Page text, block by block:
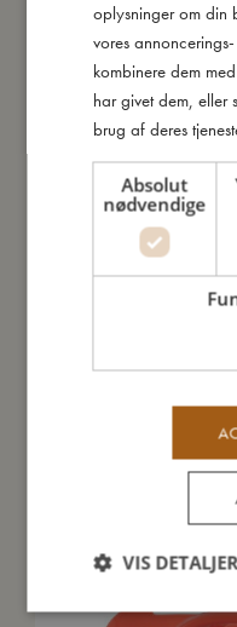
Jeg er lavet af
Sådan plejer du mig
Mine data
Du vil
oplysninger om din
vores
kombinere dem
har givet dem, eller
brug af deres
Absolut
nødvendige
VIS